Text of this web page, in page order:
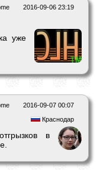
2016-09-06 23:19
уже
2016-09-07 00:07
Краснодар
в